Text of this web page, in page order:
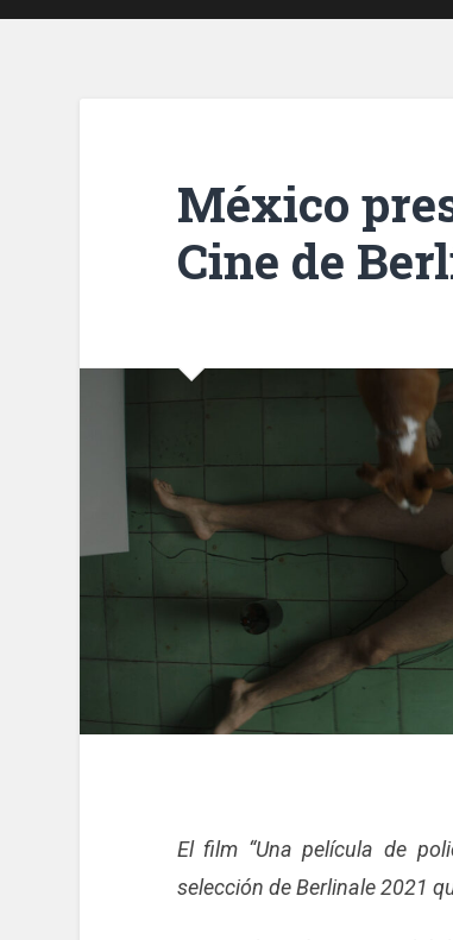
México
Cine de
El film “Una película de
selección de Berlinale 2021